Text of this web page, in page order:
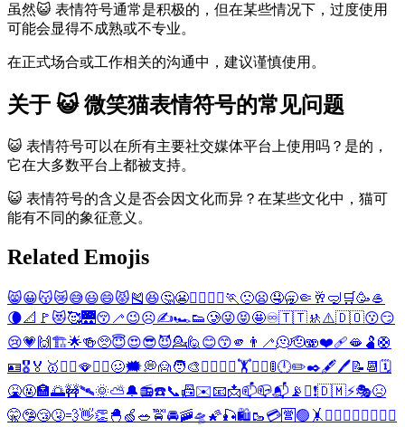
虽然😺 表情符号通常是积极的，但在某些情况下，过度使用
可能会显得不成熟或不专业。
在正式场合或工作相关的沟通中，建议谨慎使用。
关于 😺 微笑猫表情符号的常见问题
😺 表情符号可以在所有主要社交媒体平台上使用吗？是的，
它在大多数平台上都被支持。
😺 表情符号的含义是否会因文化而异？在某些文化中，猫可
能有不同的象征意义。
Related Emojis
😸😀😽😿😅😃😄😾🎽😆🤔😬🏃‍♂️ 🏃‍♀️🏃 🙁😦🤤🥱🤏 🥂 🤿 🛒🥳🥌
🌘📐 🚩😻🥰🌉😚 🦯😉☹️✍️🏎️👟🥲😜😝🤩♾️🇹🇹🚸⚠️🇩🇴😗😏
😢💗 🙌 🏗️🌟🍻🥺😇😍😎😈💁🙋 😊😙🫵 👨‍🦯🫠🫡🫨❤️‍🩹🫦 🫃 🛟
🪪🎖️ 🏅 🥇 🤵‍♂️🪭🤵‍♀️🥴🗯️💭🙍🧑‍🎨 🦹‍♂️ 🦹‍♀️🏋️🏋️‍♀️🚦🕛✏️✒️🖋️🖊️📝 📆 🗓️
🤮🤬🏣🌅🚧🛰️🌞⛅🔔📻☎️📞📠✉️📧📩📫📪📬 📡 ❕❗🇩🇲⚡🎭😣
🤫🤥😴🤧💨👋👏 🐣 🍏 🥗 🚖🚘🚠🛸 🌠🎣🛍️🥾💳🈺 🟢 🤸 💁‍♂️ 🙋‍♂️ 🚣‍♂️ 💆‍♂️